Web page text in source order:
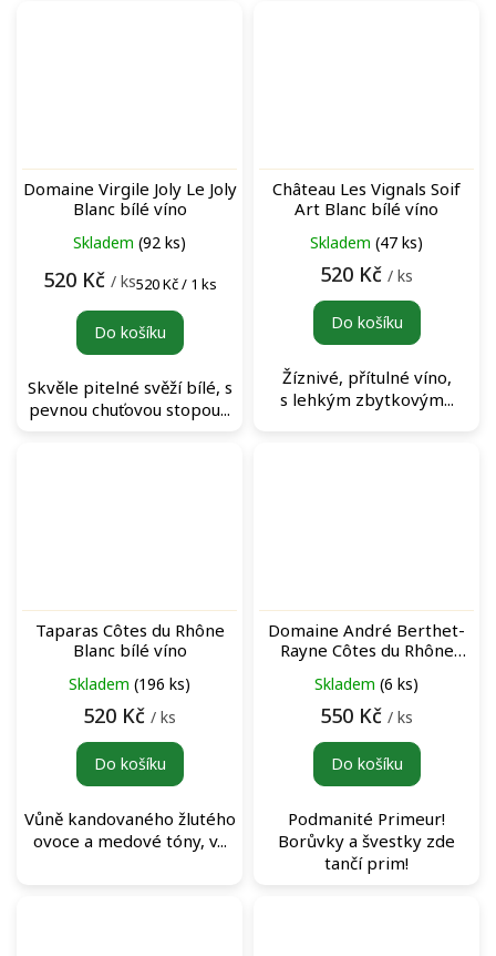
Domaine Virgile Joly Le Joly
Blanc bílé víno
Skladem (92 ks)
520 Kč / ksMěrná
520 Kč / 1 ks
Do košíku
Skvěle pitelné svěží bílé, s
pevnou chuťovou stopou...
Château Les Vignals Soif
Art Blanc bílé víno
Skladem (47 ks)
520 Kč / ks
Do košíku
Žíznivé, přítulné víno,
s lehkým zbytkovým...
Taparas Côtes du Rhône
Blanc bílé víno
Skladem (196 ks)
520 Kč / ks
Do košíku
Vůně kandovaného žlutého
ovoce a medové tóny, v...
Domaine André Berthet-
Rayne Côtes du Rhône
víno
Skladem (6 ks)
550 Kč / ks
Do košíku
Podmanité Primeur!
Borůvky a švestky zde
tančí prim!